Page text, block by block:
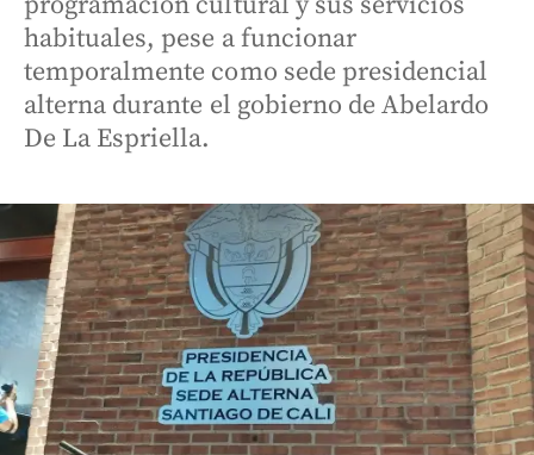
habituales, pese a funcionar
temporalmente como sede presidencial
alterna durante el gobierno de Abelardo
De La Espriella.